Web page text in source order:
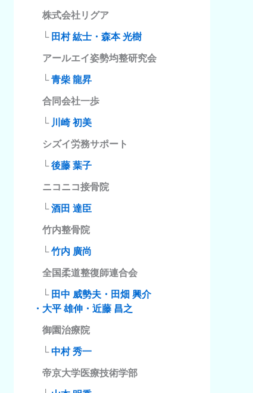
株式会社リグア
└ 田村 紘士・森本 光樹
アールエイ姿勢均整研究会
└青柴 龍昇
合同会社一歩
└ 川崎 初美
シズイ労務サポート
└後藤 葉子
ニコニコ接骨院
└酒田 達臣
竹内整骨院
└竹内 廣尚
全国柔道整復師連合会
└ 田中 威勢夫・田畑 興介
・大平 雄伸・近藤 昌之
御園治療院
└中村 秀一
帝京大学医療技術学部